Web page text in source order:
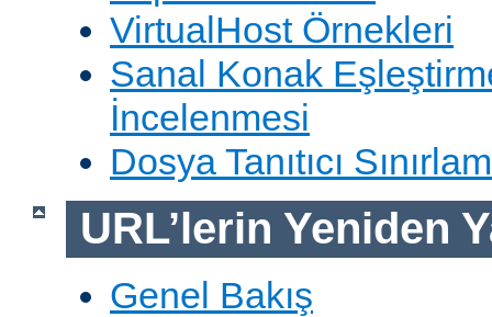
VirtualHost Örnekleri
Sanal Konak
İncelenmesi
Dosya Tanıtıcı
URL’lerin Yeniden
Genel Bakış